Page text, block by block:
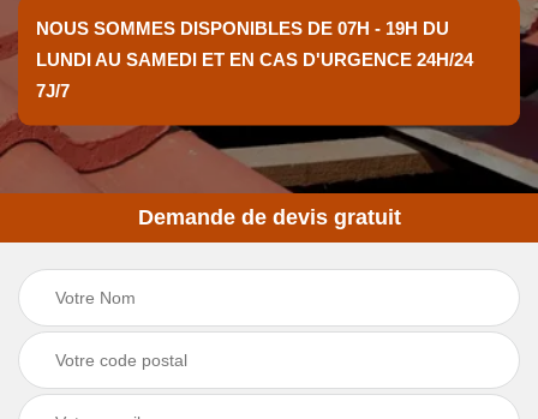
NOUS SOMMES DISPONIBLES DE 07H - 19H DU
LUNDI AU SAMEDI ET EN CAS D'URGENCE 24H/24
7J/7
Demande de devis gratuit